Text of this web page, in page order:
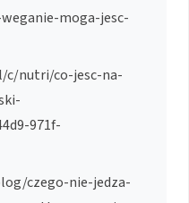
moga-jesc-
nutri/co-jesc-na-
971f-
czego-nie-jedza-